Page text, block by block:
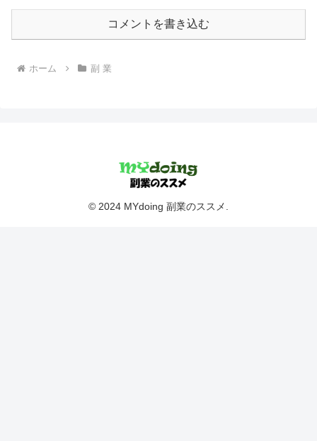
コメントを書き込む
ホーム 副 業
© 2024 MYdoing 副業のススメ.